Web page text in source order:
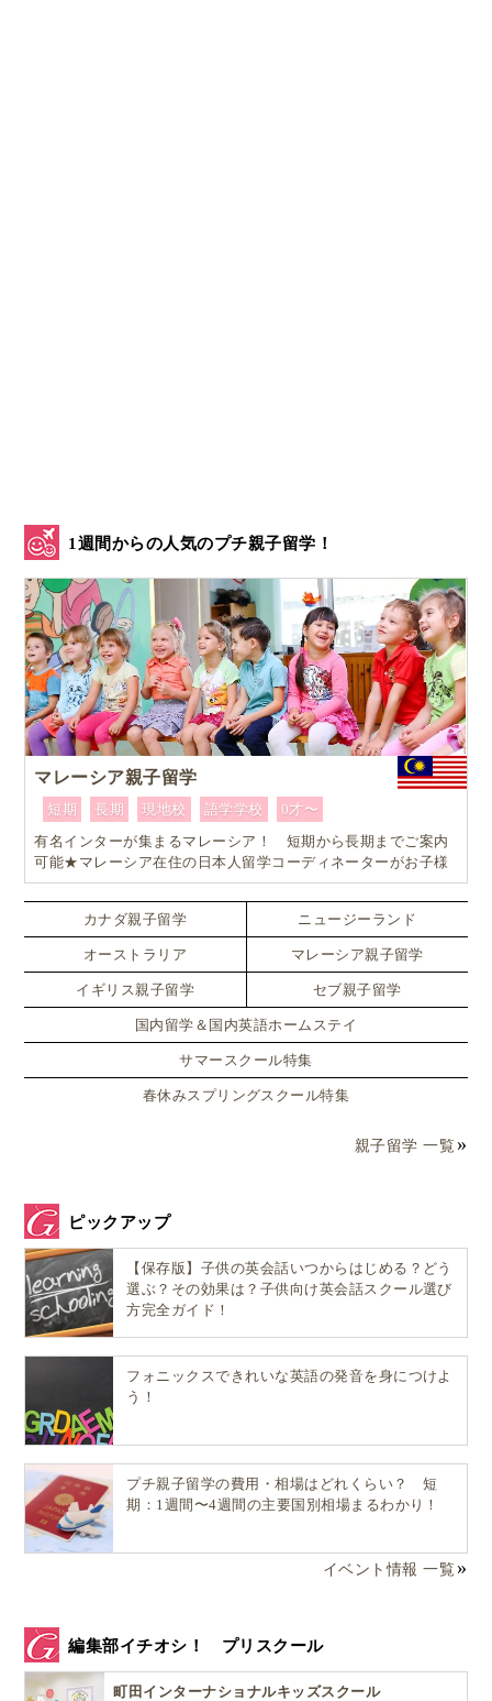
1週間からの人気のプチ親子留学！
マレーシア親子留学
短期 長期 現地校 語学学校
0才〜
有名インターが集まるマレーシア！ 短期から長期までご案内
可能★マレーシア在住の日本人留学コーディネーターがお子様
お一人おひとりに合ったワンランク上のマレーシア親子留学を
カスタマイズ
カナダ親子留学
ニュージーランド
オーストラリア マレーシア親子留学
イギリス親子留学 セブ親子留学
国内留学＆国内英語ホームステイ
サマースクール特集
春休みスプリングスクール特集
親子留学 一覧
ピックアップ
【保存版】子供の英会話いつからはじめる？どう
選ぶ？その効果は？子供向け英会話スクール選び
方完全ガイド！
フォニックスできれいな英語の発音を身につけよ
う！
プチ親子留学の費用・相場はどれくらい？ 短
期：1週間〜4週間の主要国別相場まるわかり！
イベント情報 一覧
編集部イチオシ！ プリスクール
町田インターナショナルキッズスクール